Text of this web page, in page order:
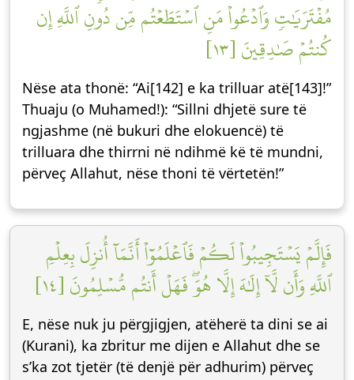
مُفۡتَرَيَٰتٖ وَٱدۡعُواْ مَنِ ٱسۡتَطَعۡتُم مِّن دُونِ ٱللَّهِ إِن
كُنتُمۡ صَٰدِقِينَ [١٣]
Nëse ata thonë: “Ai[142] e ka trilluar atë[143]!”
Thuaju (o Muhamed!): “Sillni dhjetë sure të
ngjashme (në bukuri dhe elokuencë) të
trilluara dhe thirrni në ndihmë kë të mundni,
përveç Allahut, nëse thoni të vërtetën!”
فَإِلَّمۡ يَسۡتَجِيبُواْ لَكُمۡ فَٱعۡلَمُوٓاْ أَنَّمَآ أُنزِلَ بِعِلۡمِ
ٱللَّهِ وَأَن لَّآ إِلَٰهَ إِلَّا هُوَۖ فَهَلۡ أَنتُم مُّسۡلِمُونَ [١٤]
E, nëse nuk ju përgjigjen, atëherë ta dini se ai
(Kurani), ka zbritur me dijen e Allahut dhe se
s’ka zot tjetër (të denjë për adhurim) përveç